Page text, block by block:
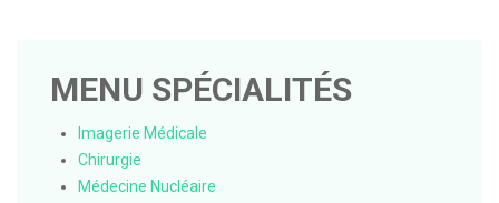
MENU SPÉCIALITÉS
Imagerie Médicale
Chirurgie
Médecine Nucléaire